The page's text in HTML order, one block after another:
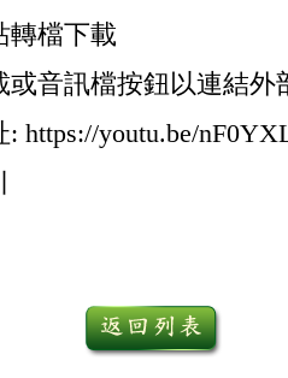
轉檔下載
音訊檔按鈕以連結外
https://youtu.be/